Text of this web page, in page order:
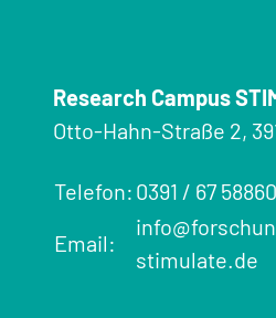
Research Campus
Otto-Hahn-Straße 2,
Telefon: 0391 / 67 58860
Email:
stimulate.de